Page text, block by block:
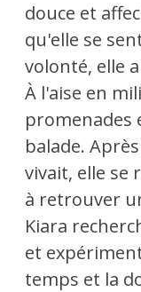
douce et
qu'elle se
volonté, elle
À l'aise en
promenades
balade.
vivait, elle se
à retrouver
Kiara
et
temps et la